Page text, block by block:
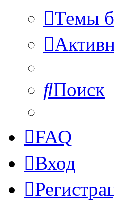
Темы
Поиск
FAQ
Вход